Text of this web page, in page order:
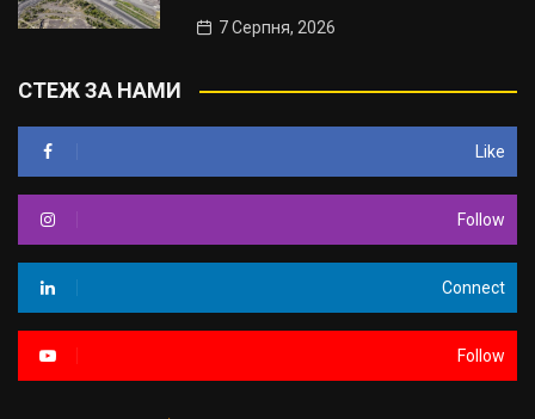
7 Серпня, 2026
СТЕЖ ЗА НАМИ
Like
Follow
Connect
Follow